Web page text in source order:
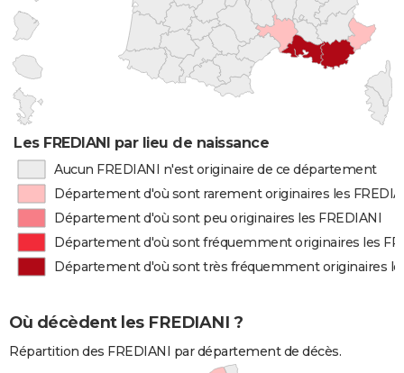
Les FREDIANI par lieu de naissance
Aucun FREDIANI n'est originaire de ce département
Département d'où sont rarement originaires les
Département d'où sont peu originaires les FREDIANI
Département d'où sont fréquemment originaires les
Département d'où sont très fréquemment originaires
Où décèdent les FREDIANI ?
Répartition des FREDIANI par département de décès.